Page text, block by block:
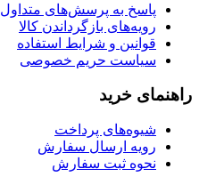
پاسخ به پرسش‌های متداول
رویه‌های بازگرداندن کالا
قوانین و شرایط استفاده
سیاست حریم خصوصی
راهنمای خرید
شیوه‌های پرداخت
رویه ارسال سفارش
نحوه ثبت سفارش